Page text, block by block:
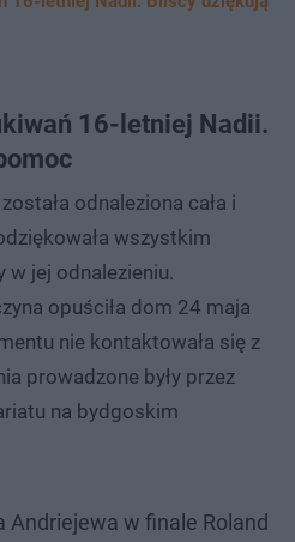
16-letniej Nadii.
odnaleziona cała i
wszystkim
w jej odnalezieniu.
opuściła dom 24 maja
nie kontaktowała się z
prowadzone były przez
na bydgoskim
Andriejewa w finale Roland